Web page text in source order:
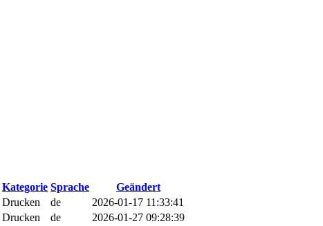
Kategorie Sprache
Geändert
Drucken de
2026-01-17 11:33:41
Drucken de
2026-01-27 09:28:39